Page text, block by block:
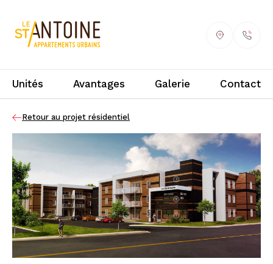
Unités Avantages Galerie Contact
Retour au projet résidentiel
1
2
3